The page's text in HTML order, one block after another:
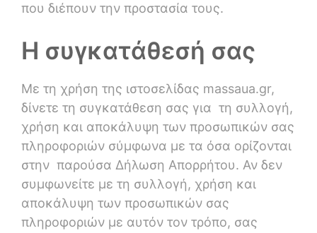
που διέπουν την προστασία τους.
Η συγκατάθεσή σας
Με τη χρήση της ιστοσελίδας massaua.gr,
δίνετε τη συγκατάθεση σας για τη συλλογή,
χρήση και αποκάλυψη των προσωπικών σας
πληροφοριών σύμφωνα με τα όσα ορίζονται
στην παρούσα Δήλωση Απορρήτου. Αν δεν
συμφωνείτε με τη συλλογή, χρήση και
αποκάλυψη των προσωπικών σας
πληροφοριών με αυτόν τον τρόπο, σας